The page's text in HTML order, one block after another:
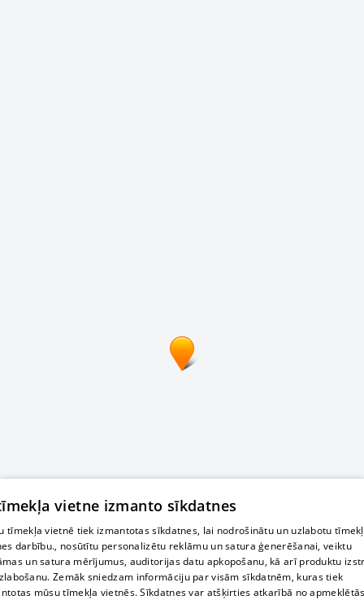
vietne izmanto sīkdatnes
tīmekļa vietnē tiek izmantotas sīkdatnes, lai nodrošinātu un uzlabotu
darbību., nosūtītu personalizētu reklāmu un satura ģenerēšanai, veiktu
un satura mērījumus, auditorijas datu apkopošanu, kā arī produktu
Zemāk sniedzam informāciju par visām sīkdatnēm, kuras tiek
mūsu tīmekļa vietnēs. Sīkdatnes var atšķirties atkarībā no